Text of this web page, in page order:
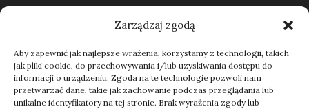
Zarządzaj zgodą
Aby zapewnić jak najlepsze wrażenia, korzystamy z technologii, takich
jak pliki cookie, do przechowywania i/lub uzyskiwania dostępu do
informacji o urządzeniu. Zgoda na te technologie pozwoli nam
przetwarzać dane, takie jak zachowanie podczas przeglądania lub
unikalne identyfikatory na tej stronie. Brak wyrażenia zgody lub
Kontakt